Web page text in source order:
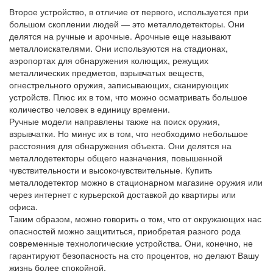
Второе устройство, в отличие от первого, используется при
большом скоплении людей — это металлодетекторы. Они
делятся на ручные и арочные. Арочные еще называют
металлоискателями. Они используются на стадионах,
аэропортах для обнаружения колющих, режущих
металлических предметов, взрывчатых веществ,
огнестрельного оружия, записывающих, сканирующих
устройств. Плюс их в том, что можно осматривать большое
количество человек в единицу времени.
Ручные модели направлены также на поиск оружия,
взрывчатки. Но минус их в том, что необходимо небольшое
расстояния для обнаружения объекта. Они делятся на
металлодетекторы общего назначения, повышенной
чувствительности и высокочувствительные. Купить
металлодетектор можно в стационарном магазине оружия или
через интернет с курьерской доставкой до квартиры или
офиса.
Таким образом, можно говорить о том, что от окружающих нас
опасностей можно защититься, приобретая разного рода
современные технологические устройства. Они, конечно, не
гарантируют безопасность на сто процентов, но делают Вашу
жизнь более спокойной.